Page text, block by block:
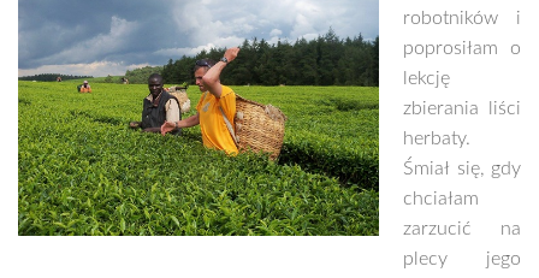
robotników i
poprosiłam o
lekcję
zbierania liści
herbaty.
Śmiał się, gdy
chciałam
zarzucić na
plecy jego